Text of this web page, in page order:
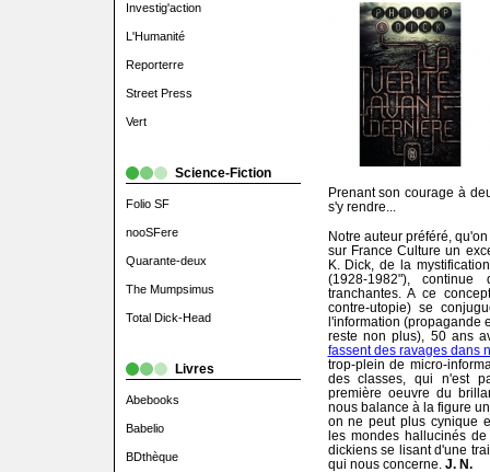
Investig'action
L'Humanité
Reporterre
Street Press
Vert
Science-Fiction
Folio SF
nooSFere
Quarante-deux
The Mumpsimus
Total Dick-Head
Livres
Abebooks
Babelio
BDthèque
Prenant son courage à
s'y rendre...
Notre auteur préféré,
sur France Culture un
K. Dick, de la
(1928-1982"),
tranchantes. A ce
contre-utopie) se
l'information (propagande
reste non plus), 50 ans
fassent des ravages dans
trop-plein de micro-
des classes, qui n'est
première oeuvre du
nous balance à la figure
on ne peut plus cynique
les mondes hallucinés
dickiens se lisant d'une
qui nous concerne. J. N.